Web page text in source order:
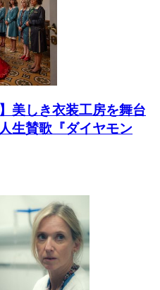
美しき衣装工房を舞台
生賛歌『ダイヤモン